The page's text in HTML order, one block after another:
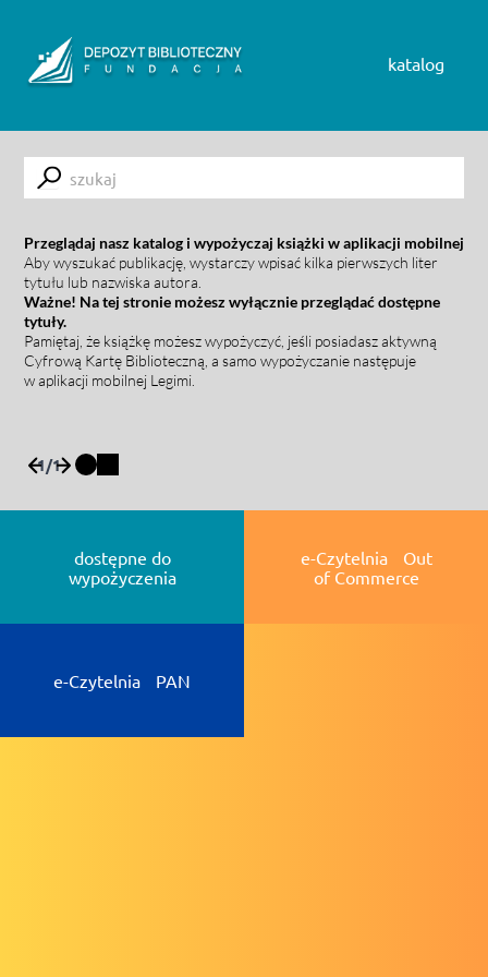
katalog
Submit
Przeglądaj nasz katalog i wypożyczaj książki w aplikacji mobilnej
Aby wyszukać publikację, wystarczy wpisać kilka pierwszych liter
tytułu lub nazwiska autora.
Ważne! Na tej stronie możesz wyłącznie przeglądać dostępne
tytuły.
Pamiętaj, że książkę możesz wypożyczyć, jeśli posiadasz aktywną
Cyfrową Kartę Biblioteczną, a samo wypożyczanie następuje
w aplikacji mobilnej Legimi.
1/1
dostępne do
wypożyczenia
e-Czytelnia Out
of Commerce
e-Czytelnia PAN